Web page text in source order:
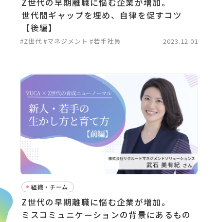
世代間ギャップを埋め、自律を促すコツ
【後編】
#Z世代#マネジメント #若手社員 2023.12.01
組織・チーム
Z世代の早期離職に悩む企業が増加。
ミスコミュニケーションの背景にあるもの